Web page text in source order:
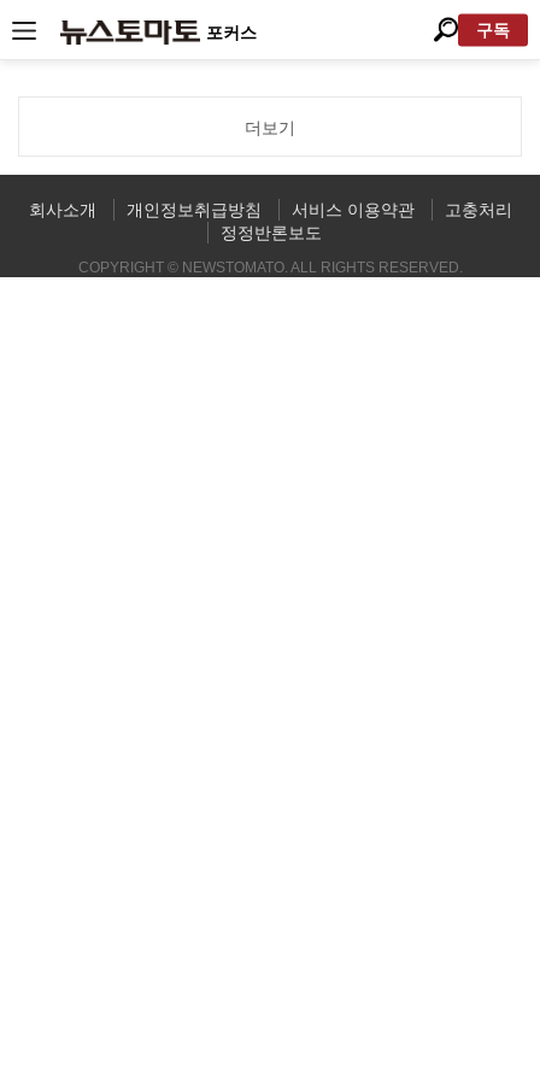
포커스 구독
더보기
회사소개 개인정보취급방침 서비스 이용약관
고충처리
정정반론보도
COPYRIGHT © NEWSTOMATO. ALL RIGHTS RESERVED.